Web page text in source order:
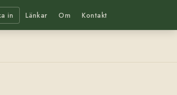
in Länkar Om Kontakt